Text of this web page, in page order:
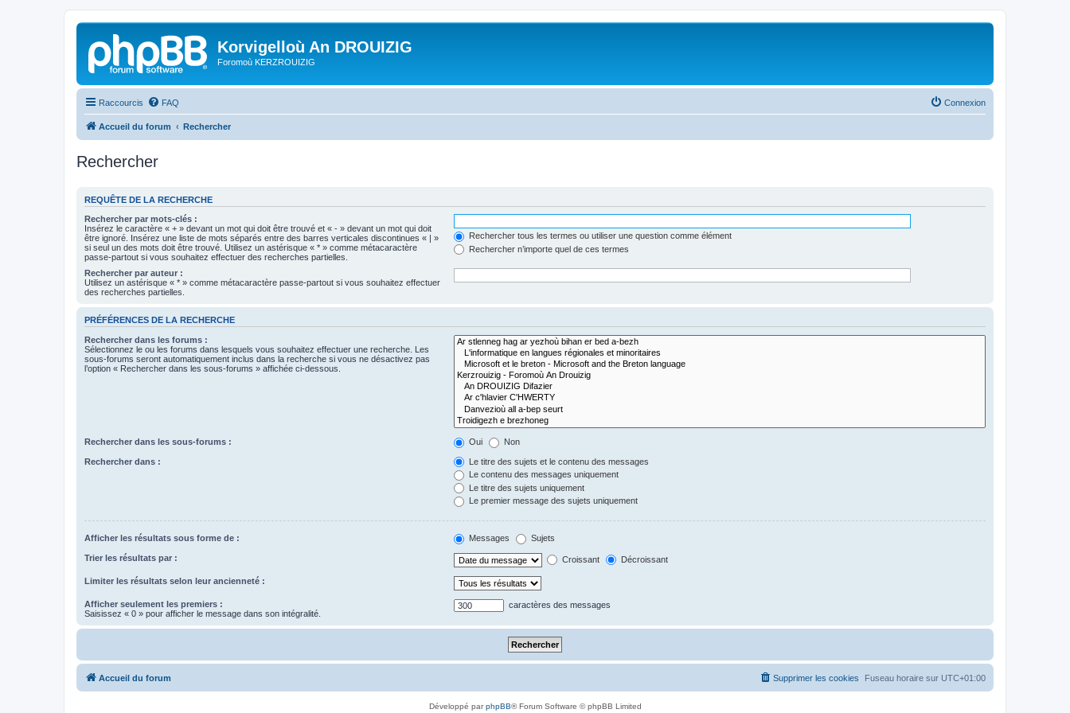
Korvigelloù An DROUIZIG
Foromoù KERZROUIZIG
Raccourcis FAQ Connexion
Accueil du forum Rechercher
Rechercher
REQUÊTE DE LA RECHERCHE
Rechercher par mots-clés :
Insérez le caractère « + » devant un mot qui doit être trouvé et « - » devant un mot qui doit
être ignoré. Insérez une liste de mots séparés entre des barres verticales discontinues « | »
si seul un des mots doit être trouvé. Utilisez un astérisque « * » comme métacaractère
passe-partout si vous souhaitez effectuer des recherches partielles.
Rechercher tous les termes ou utiliser une question comme élément
Rechercher n’importe quel de ces termes
Rechercher par auteur :
Utilisez un astérisque « * » comme métacaractère passe-partout si vous souhaitez effectuer
des recherches partielles.
PRÉFÉRENCES DE LA RECHERCHE
Rechercher dans les forums :
Sélectionnez le ou les forums dans lesquels vous souhaitez effectuer une recherche. Les
sous-forums seront automatiquement inclus dans la recherche si vous ne désactivez pas
l’option « Rechercher dans les sous-forums » affichée ci-dessous.
Rechercher dans les sous-forums : Oui Non
Rechercher dans :
Le titre des sujets et le contenu des messages
Le contenu des messages uniquement
Le titre des sujets uniquement
Le premier message des sujets uniquement
Afficher les résultats sous forme de : Messages Sujets
Trier les résultats par : Croissant Décroissant
Limiter les résultats selon leur ancienneté :
Afficher seulement les premiers :
Saisissez « 0 » pour afficher le message dans son intégralité.
caractères des messages
Accueil du forum Fuseau horaire sur UTC+01:00
Supprimer les cookies
Développé parphpBB® Forum Software © phpBB Limited